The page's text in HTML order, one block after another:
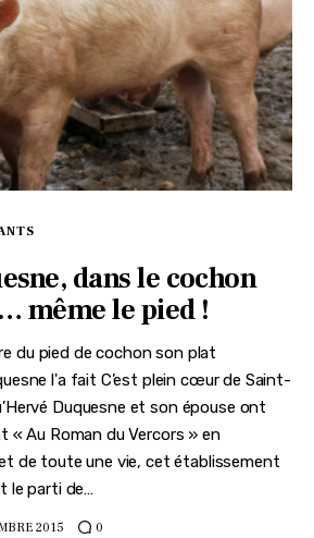
dans le cochon
même le pied !
du pied de cochon son plat
l'a fait C’est plein cœur de Saint-
Duquesne et son épouse ont
« Au Roman du Vercors » en
de toute une vie, cet établissement
le parti de…
2015 0